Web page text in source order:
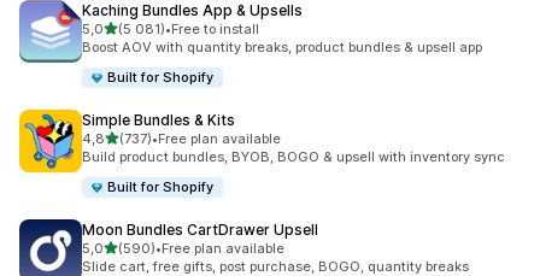
Kaching Bundles App & Upsells
5,0z 5 hvězd
(5 081)
Celkový počet recenzí: 5081
•Free to install
Boost AOV with quantity breaks, product bundles & upsell app
Built for Shopify
Simple Bundles & Kits
4,8z 5 hvězd
(737)
Celkový počet recenzí: 737
•Free plan available
Build product bundles, BYOB, BOGO & upsell with inventory sync
Built for Shopify
Moon Bundles CartDrawer Upsell
5,0z 5 hvězd
(590)
Celkový počet recenzí: 590
•Free plan available
Slide cart, free gifts, post purchase, BOGO, quantity breaks